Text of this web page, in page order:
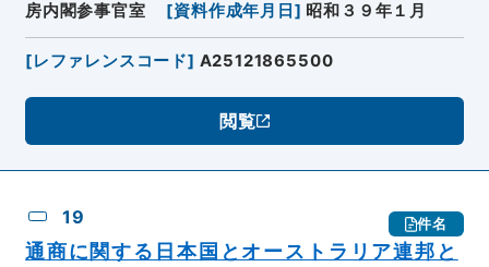
房内閣参事官室
[資料作成年月日 ] 昭和３９年１月
[レファレンスコード] A25121865500
閲覧
19 件名
通商に関する日本国とオーストラリア連邦と